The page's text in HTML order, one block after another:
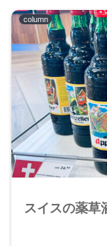
column
スイスの薬草